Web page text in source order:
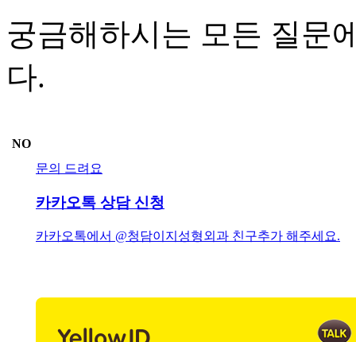
궁금해하시는 모든 질문
다.
NO
문의 드려요
카카오톡 상담 신청
카카오톡에서 @청담이지성형외과 친구추가 해주세요.